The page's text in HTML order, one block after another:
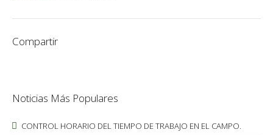
Compartir
Noticias Más Populares
CONTROL HORARIO DEL TIEMPO DE TRABAJO EN EL CAMPO.